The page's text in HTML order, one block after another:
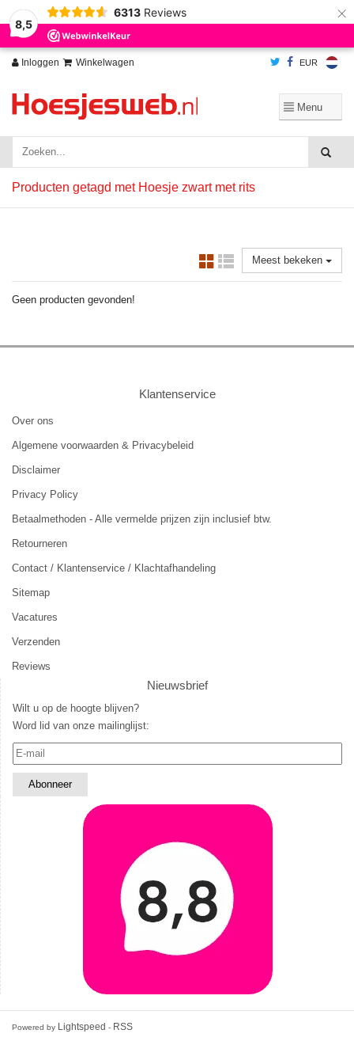
8,5
6313 Reviews ×
Inloggen Winkelwagen EUR
Producten getagd met Hoesje zwart met rits
Meest bekeken
Geen producten gevonden!
Klantenservice
Over ons
Algemene voorwaarden & Privacybeleid
Disclaimer
Privacy Policy
Betaalmethoden - Alle vermelde prijzen zijn inclusief btw.
Retourneren
Contact / Klantenservice / Klachtafhandeling
Sitemap
Vacatures
Verzenden
Reviews
Nieuwsbrief
Wilt u op de hoogte blijven?
Word lid van onze mailinglijst:
Powered by Lightspeed - RSS
Wij slaan cookies op om onze website te verbeteren. Is dat akkoord?
Ja
Nee